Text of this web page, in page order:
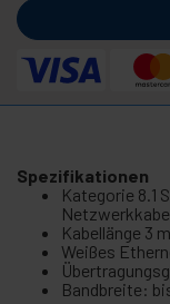
Spezifikationen
Kategorie 8.1
Kabellänge 3
Weißes
Bandbreite: